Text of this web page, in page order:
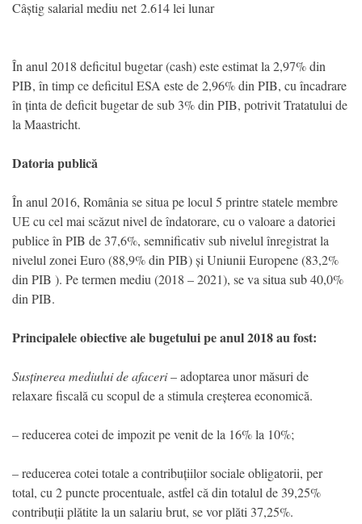
Câștig salarial mediu net 2.614 lei lunar
În anul 2018 deficitul bugetar (cash) este estimat la 2,97% din
PIB, în timp ce deficitul ESA este de 2,96% din PIB, cu încadrare
în ținta de deficit bugetar de sub 3% din PIB, potrivit Tratatului de
la Maastricht.
Datoria publică
În anul 2016, România se situa pe locul 5 printre statele membre
UE cu cel mai scăzut nivel de îndatorare, cu o valoare a datoriei
publice în PIB de 37,6%, semnificativ sub nivelul înregistrat la
nivelul zonei Euro (88,9% din PIB) și Uniunii Europene (83,2%
din PIB ). Pe termen mediu (2018 – 2021), se va situa sub 40,0%
din PIB.
Principalele obiective ale bugetului pe anul 2018 au fost:
Susținerea mediului de afaceri– adoptarea unor măsuri de
relaxare fiscală cu scopul de a stimula creșterea economică.
– reducerea cotei de impozit pe venit de la 16% la 10%;
– reducerea cotei totale a contribuțiilor sociale obligatorii, per
total, cu 2 puncte procentuale, astfel că din totalul de 39,25%
contribuții plătite la un salariu brut, se vor plăti 37,25%.